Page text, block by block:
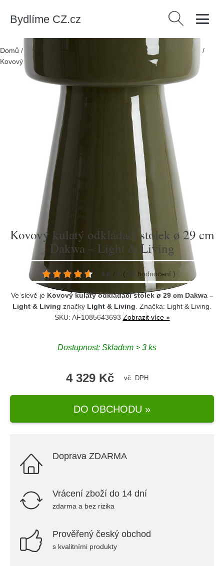
Bydlíme CZ.cz Vyhledávání
Domů / Produkty > Nábytek > Stoly a stolky > Odkládací stolky
/
Kovový kulatý odkládací stolek ø 29 cm Dakwa – Light & Living
Kovový kulatý odkládací stolek ø 29 cm
Dakwa – Light & Living
4.6 / 5 ( 17 hodnocení )
Ve slevě je Kovový kulatý odkládací stolek ø 29 cm Dakwa –
Light & Living značky Light & Living . Značka: Light & Living
SKU: AF1085643693 Zobrazit více »
Dostupnost: Skladem > 3 ks
4 329 Kč vč. DPH
DO OBCHODU »
Doprava ZDARMA
Vrácení zboží do 14 dní
zdarma a bez rizika
Prověřený český obchod
s kvalitními produkty